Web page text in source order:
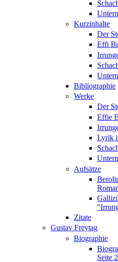
Kurzinhalte
Der
Effi
Bibliographie
Werke
Der
Effie
Lyrik
Aufsätze
Zitate
Gustav Freytag
Biographie
Seite 2